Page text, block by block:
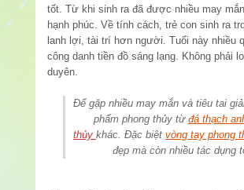
tốt. Từ khi sinh ra đã được nhiều may
hạnh phúc. Về tính cách, trẻ con sinh ra
lanh lợi, tài trí hơn người. Tuổi này nhiều
công danh tiền đồ sáng lạng. Không phải
duyên.
Để gặp nhiều may mắn và tiêu tai
phẩm phong thủy từ đá thạch
thủy khác. Đặc biệt vòng tay phong
đẹp mà còn nhiều tác dụng